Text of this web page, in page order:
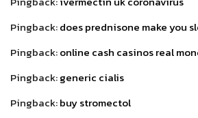
Pingback:does prednisone make you
Pingback:online cash casinos real
Pingback:generic cialis
Pingback:buy stromectol